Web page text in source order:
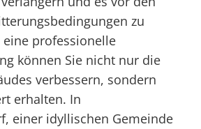
zu
eine professionelle
können Sie nicht nur die
verbessern, sondern
erhalten. In
einer idyllischen Gemeinde